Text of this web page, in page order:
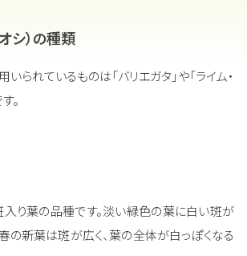
シ）の種類
られているものは「バリエガタ」や「ライム・
。
り葉の品種です。淡い緑色の葉に白い斑が
の新葉は斑が広く、葉の全体が白っぽくなる